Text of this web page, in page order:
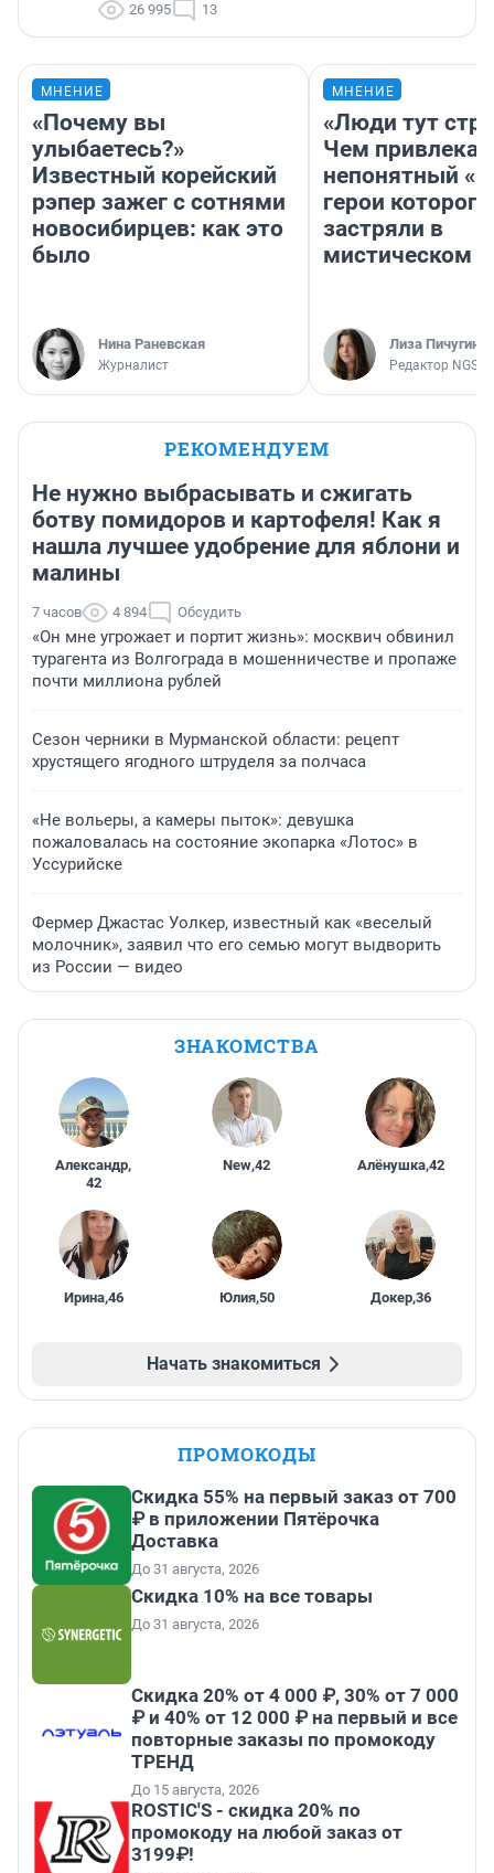
26 995 13
МНЕНИЕ
«Почему вы
улыбаетесь?»
Известный корейский
рэпер зажег с сотнями
новосибирцев: как это
было
Нина Раневская
Журналист
МНЕНИЕ
«Люди тут
Чем
непонятный
герои которого
застряли в
мистическом
Лиза Пичугина
Редактор
РЕКОМЕНДУЕМ
Не нужно выбрасывать и сжигать
ботву помидоров и картофеля! Как я
нашла лучшее удобрение для яблони и
малины
7 часов 4 894 Обсудить
«Он мне угрожает и портит жизнь»: москвич обвинил
турагента из Волгограда в мошенничестве и пропаже
почти миллиона рублей
Сезон черники в Мурманской области: рецепт
хрустящего ягодного штруделя за полчаса
«Не вольеры, а камеры пыток»: девушка
пожаловалась на состояние экопарка «Лотос» в
Уссурийске
Фермер Джастас Уолкер, известный как «веселый
молочник», заявил что его семью могут выдворить
из России — видео
ЗНАКОМСТВА
Александр,
42
New,42 Алёнушка,42
Ирина,46 Юлия,50 Докер,36
Начать знакомиться
ПРОМОКОДЫ
Скидка 55% на первый заказ от 700
₽ в приложении Пятёрочка
Доставка
До 31 августа, 2026
Скидка 10% на все товары
До 31 августа, 2026
Скидка 20% от 4 000 ₽, 30% от 7 000
₽ и 40% от 12 000 ₽ на первый и все
повторные заказы по промокоду
ТРЕНД
До 15 августа, 2026
ROSTIC'S - скидка 20% по
промокоду на любой заказ от
3199₽!